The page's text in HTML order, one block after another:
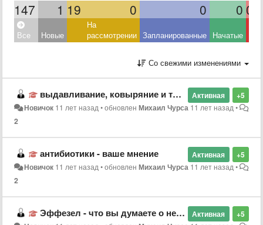
147 1 19 0 0 0 0
Все Новые
На
рассмотрении Запланированные Начатые
Со свежими изменениями
+5
Активная
выдавливание, ковыряние и тп Можно ли вообще?
Новичок 11 лет назад•обновленМихаил Чурса 11 лет назад•
2
+5
Активная
антибиотики - ваше мнение
Новичок 11 лет назад•обновленМихаил Чурса 11 лет назад•
2
+5
Активная
Эффезел - что вы думаете о нем?